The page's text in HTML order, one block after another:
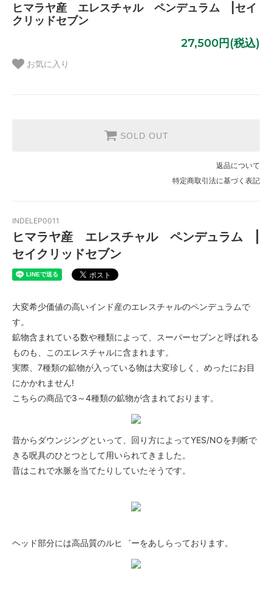
ヒマラヤ産 エレスチャル ペンデュラム |セイ
クリッドセブン
27,500円(税込)
お気に入り
SOLD OUT
返品について
特定商取引法に基づく表記
INDELEP0011
ヒマラヤ産 エレスチャル ペンデュラム |
セイクリッドセブン
大変希少価値の高いインド産のエレスチャルのペンデュラムで
す。
鉱物含まれている数や種類によって、スーパーセブンと呼ばれる
ものも、このエレスチャルに含まれます。
実際、7種類の鉱物が入っている物は大変珍しく、めったにお目
にかかれません!
こちらの商品で3～4種類の鉱物が含まれております。
昔からダウンジングといって、回り方によってYES/NOを判断で
きる呪具のひとつとして用いられてきました。
昔はこれで水脈を当てたりしていたそうです。
ヘッド部分には高品質のルヒ゛ーをあしらっております。